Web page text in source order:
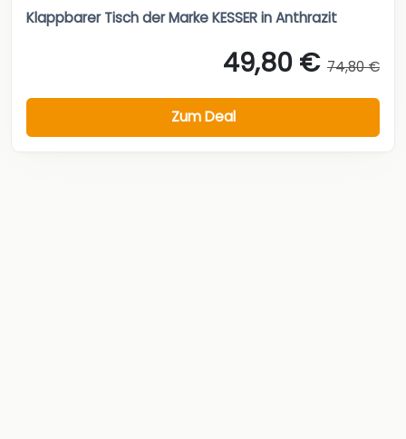
Klappbarer Tisch der Marke KESSER in Anthrazit
49,80 € 74,80 €
Zum Deal